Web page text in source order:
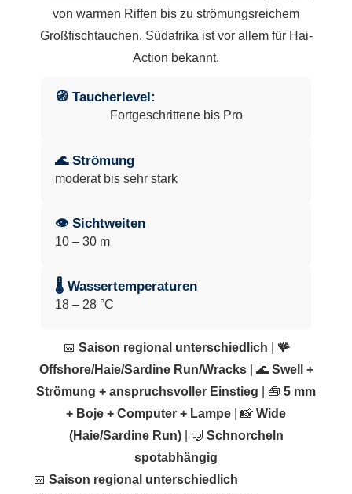
von warmen Riffen bis zu strömungsreichem
Großfischtauchen. Südafrika ist vor allem für Hai-
Action bekannt.
🧭 Taucherlevel:
Fortgeschrittene bis Pro
🌊 Strömung
moderat bis sehr stark
👁 Sichtweiten
10 – 30 m
🌡 Wassertemperaturen
18 – 28 °C
📅 Saison regional unterschiedlich
🪸
Offshore/Haie/Sardine Run/Wracks| 🌊 Swell +
Strömung + anspruchsvoller Einstieg | 🧰 5 mm
+ Boje + Computer + Lampe | 📸 Wide
(Haie/Sardine Run)| 🤿 Schnorcheln
spotabhängig
📅Saison regional unterschiedlich